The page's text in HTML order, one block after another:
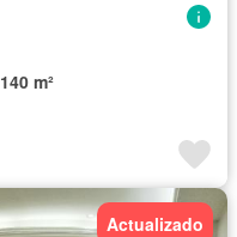
140 m²
Actualizado